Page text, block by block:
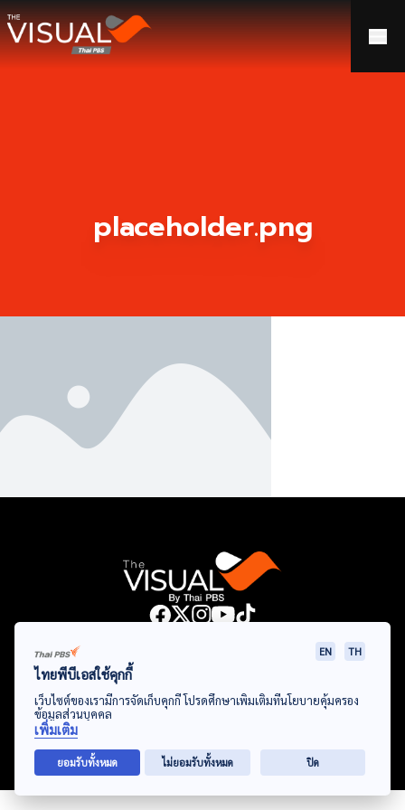
ข้ามไปยังเนื้อหา
placeholder.png
Data Viz Topics
© Thai Public Broadcasting Service. All Rights Reserved
2024
ไทยพีบีเอสใช้คุกกี้
EN TH
เว็บไซต์ของเรามีการจัดเก็บคุกกี้ โปรดศึกษาเพิ่มเติมที่นโยบายคุ้มครอง
ข้อมูลส่วนบุคคล
เพิ่มเติม
ยอมรับทั้งหมด ไม่ยอมรับทั้งหมด ปิด